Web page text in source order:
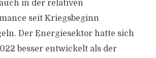
in der relativen
seit Kriegsbeginn
Der Energiesektor hatte sich
besser entwickelt als der